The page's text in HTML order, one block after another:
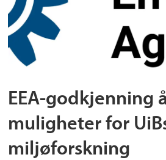
EEA-godkjenning
muligheter for
miljøforskning